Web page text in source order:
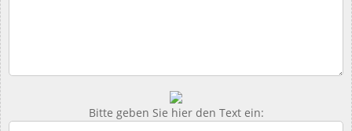
Bitte geben Sie hier den Text ein: